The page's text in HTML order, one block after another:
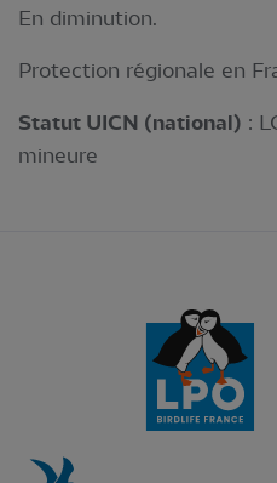
En diminution.
Protection régionale en
Statut UICN (national) :
mineure